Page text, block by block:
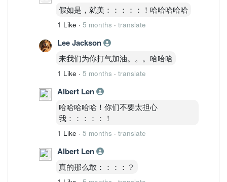
假如是，就美：：：：：！哈哈哈哈哈
1 Like · 5 months · translate
Lee Jackson
来我们为你打气加油。。。哈哈哈
1 Like · 5 months · translate
Albert Len
哈哈哈哈哈！你们不要太担心
我：：：：：！
1 Like · 5 months · translate
Albert Len
真的那么敢：：：：？